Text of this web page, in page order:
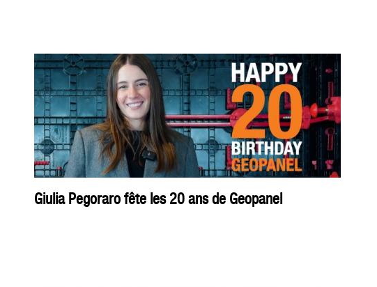
Giulia Pegoraro fête les 20 ans de Geopanel